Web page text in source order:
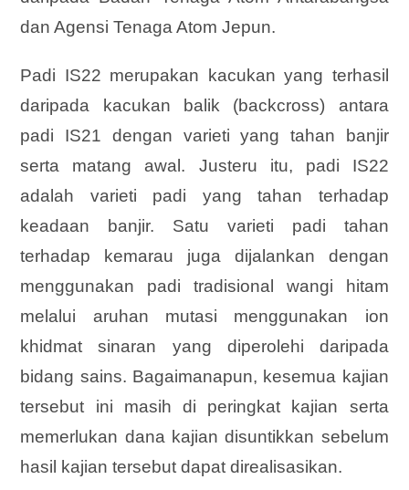
dan Agensi Tenaga Atom Jepun.
Padi IS22 merupakan kacukan yang terhasil
daripada kacukan balik (backcross) antara
padi IS21 dengan varieti yang tahan banjir
serta matang awal. Justeru itu, padi IS22
adalah varieti padi yang tahan terhadap
keadaan banjir. Satu varieti padi tahan
terhadap kemarau juga dijalankan dengan
menggunakan padi tradisional wangi hitam
melalui aruhan mutasi menggunakan ion
khidmat sinaran yang diperolehi daripada
bidang sains. Bagaimanapun, kesemua kajian
tersebut ini masih di peringkat kajian serta
memerlukan dana kajian disuntikkan sebelum
hasil kajian tersebut dapat direalisasikan.